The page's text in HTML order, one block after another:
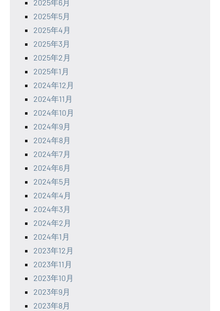
2025年6月
2025年5月
2025年4月
2025年3月
2025年2月
2025年1月
2024年12月
2024年11月
2024年10月
2024年9月
2024年8月
2024年7月
2024年6月
2024年5月
2024年4月
2024年3月
2024年2月
2024年1月
2023年12月
2023年11月
2023年10月
2023年9月
2023年8月